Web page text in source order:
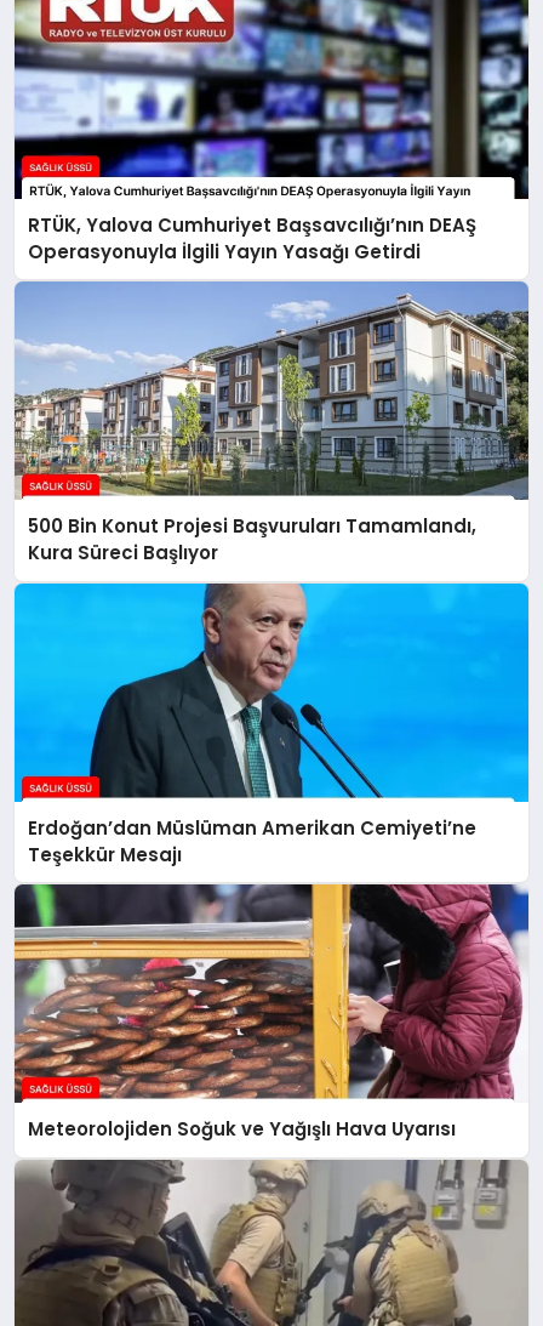
RTÜK, Yalova Cumhuriyet Başsavcılığı’nın DEAŞ
Operasyonuyla İlgili Yayın Yasağı Getirdi
500 Bin Konut Projesi Başvuruları Tamamlandı,
Kura Süreci Başlıyor
Erdoğan’dan Müslüman Amerikan Cemiyeti’ne
Teşekkür Mesajı
Meteorolojiden Soğuk ve Yağışlı Hava Uyarısı